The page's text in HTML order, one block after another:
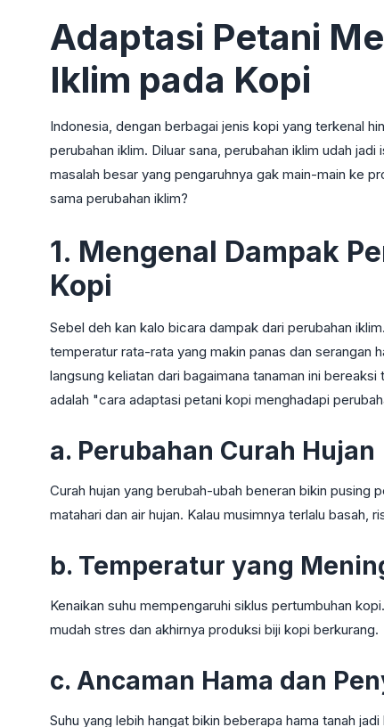
Adaptasi Petani
Iklim pada Kopi
Indonesia, dengan berbagai jenis kopi yang terkenal
perubahan iklim. Diluar sana, perubahan iklim udah
masalah besar yang pengaruhnya gak main-main ke
sama perubahan iklim?
1. Mengenal Dampak
Kopi
Sebel deh kan kalo bicara dampak dari perubahan
temperatur rata-rata yang makin panas dan serangan
langsung keliatan dari bagaimana tanaman ini
adalah "cara adaptasi petani kopi menghadapi
a. Perubahan Curah Hujan
Curah hujan yang berubah-ubah beneran bikin pusing
matahari dan air hujan. Kalau musimnya terlalu basah,
b. Temperatur yang
Kenaikan suhu mempengaruhi siklus pertumbuhan
mudah stres dan akhirnya produksi biji kopi berkurang.
c. Ancaman Hama dan
Suhu yang lebih hangat bikin beberapa hama tanah